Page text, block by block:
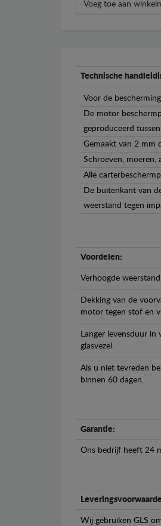
Voeg toe aan
Technische
Voor de
De motor
geproduceerd
Gemaakt van 2 mm
Schroeven, moeren,
Alle
De buitenkant van
weerstand tegen
Voordelen:
Verhoogde
Dekking van de
motor tegen stof en
Langer levensduur
glasvezel.
Als u niet tevreden
binnen 60 dagen.
Garantie:
Ons bedrijf heeft 24
Wij gebruiken GLS